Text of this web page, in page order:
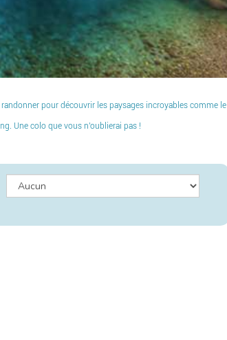
pour découvrir les paysages incroyables comme le
Une colo que vous n'oublierai pas !